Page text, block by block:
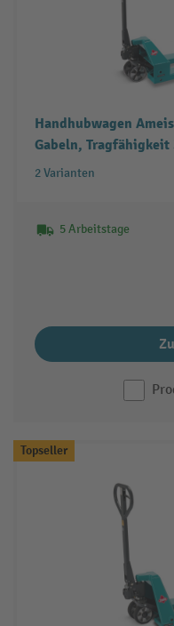
Handhubwagen
Gabeln, Tragfähigkeit
2 Varianten
5 Arbeitstage
Topseller